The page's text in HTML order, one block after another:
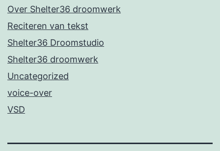
Over Shelter36 droomwerk
Reciteren van tekst
Shelter36 Droomstudio
Shelter36 droomwerk
Uncategorized
voice-over
VSD